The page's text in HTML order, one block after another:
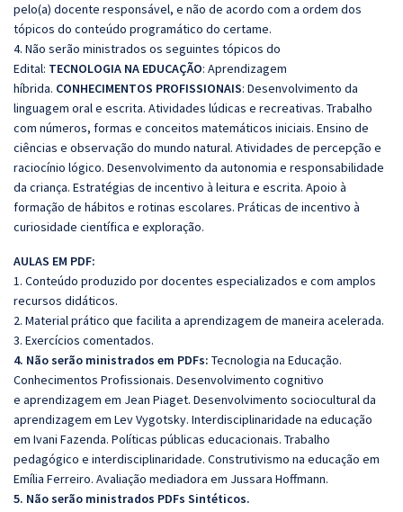
pelo(a) docente responsável, e não de acordo com a ordem dos
tópicos do conteúdo programático do certame.
4. Não serão ministrados os seguintes tópicos do
Edital: TECNOLOGIA NA EDUCAÇÃO: Aprendizagem
híbrida. CONHECIMENTOS PROFISSIONAIS: Desenvolvimento da
linguagem oral e escrita. Atividades lúdicas e recreativas. Trabalho
com números, formas e conceitos matemáticos iniciais. Ensino de
ciências e observação do mundo natural. Atividades de percepção e
raciocínio lógico. Desenvolvimento da autonomia e responsabilidade
da criança. Estratégias de incentivo à leitura e escrita. Apoio à
formação de hábitos e rotinas escolares. Práticas de incentivo à
curiosidade científica e exploração.
AULAS EM PDF:
1. Conteúdo produzido por docentes especializados e com amplos
recursos didáticos.
2. Material prático que facilita a aprendizagem de maneira acelerada.
3. Exercícios comentados.
4. Não serão ministrados em PDFs: Tecnologia na Educação.
Conhecimentos Profissionais. Desenvolvimento cognitivo
e aprendizagem em Jean Piaget. Desenvolvimento sociocultural da
aprendizagem em Lev Vygotsky. Interdisciplinaridade na educação
em Ivani Fazenda. Políticas públicas educacionais. Trabalho
pedagógico e interdisciplinaridade. Construtivismo na educação em
Emília Ferreiro. Avaliação mediadora em Jussara Hoffmann.
5. Não serão ministrados PDFs Sintéticos.